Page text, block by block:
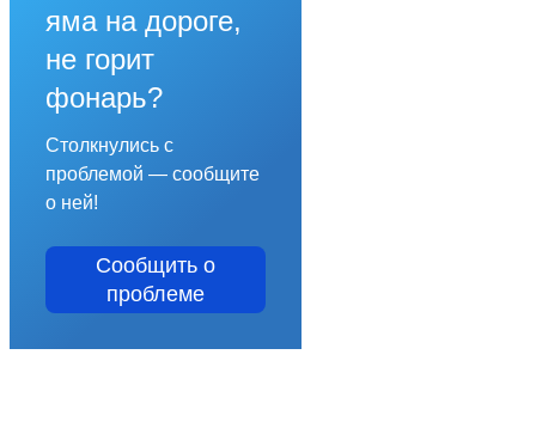
яма на дороге,
не горит
фонарь?
Столкнулись с
проблемой — сообщите
о ней!
Сообщить о
проблеме